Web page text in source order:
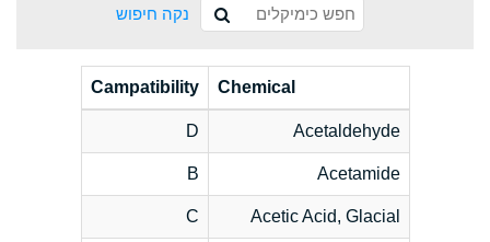
נקה חיפוש
Chemical
Campatibility
Acetaldehyde
D
Acetamide
B
Acetic Acid, Glacial
C